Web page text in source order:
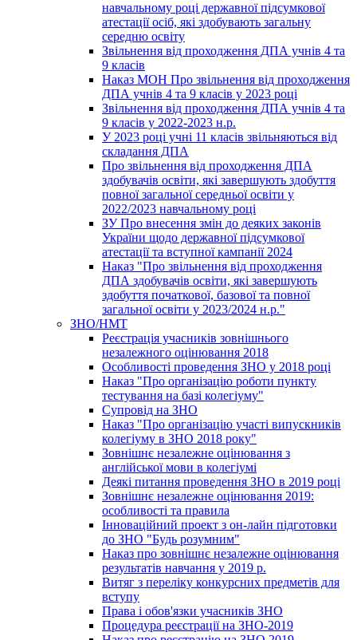
навчальному році державної підсумкової
атестації осіб, які здобувають загальну
середню освіту
Звільнення від проходження ДПА учнів 4 та
9 класів
Наказ МОН Про звільнення від проходження
ДПА учнів 4 та 9 класів у 2023 році
Звільнення від проходження ДПА учнів 4 та
9 класів у 2022-2023 н.р.
У 2023 році учні 11 класів звільняються від
складання ДПА
Про звільнення від проходження ДПА
здобувачів освіти, які завершують здобуття
повної загальної середньої освіти у
2022/2023 навчальному році
ЗУ Про внесення змін до деяких законів
України щодо державної підсумкової
атестації та вступної кампанії 2024
Наказ "Про звільнення від проходження
ДПА здобувачів освіти, які завершують
здобуття початкової, базової та повної
загальної освіти у 2023/2024 н.р."
ЗНО/НМТ
Реєстрація учасників зовнішнього
незалежного оцінювання 2018
Особливості проведення ЗНО у 2018 році
Наказ "Про організацію роботи пункту
тестування на базі колегіуму"
Супровід на ЗНО
Наказ "Про організацію участі випускників
колегіуму в ЗНО 2018 року"
Зовнішнє незалежне оцінювання з
англійської мови в колегіумі
Деякі питання проведення ЗНО в 2019 році
Зовнішнє незалежне оцінювання 2019:
особливості та правила
Інноваційний проект з он-лайн підготовки
до ЗНО "Будь розумним"
Наказ про зовнішнє незалежне оцінювання
результатів навчання у 2019 р.
Витяг з переліку конкурсних предметів для
вступу
Права і обов'язки учасників ЗНО
Процедура реєстрації на ЗНО-2019